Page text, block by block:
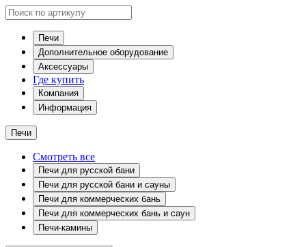
Печи
Дополнительное оборудование
Аксессуары
Где купить
Компания
Информация
Печи
Смотреть все
Печи для русской бани
Печи для русской бани и сауны
Печи для коммерческих бань
Печи для коммерческих бань и саун
Печи-камины